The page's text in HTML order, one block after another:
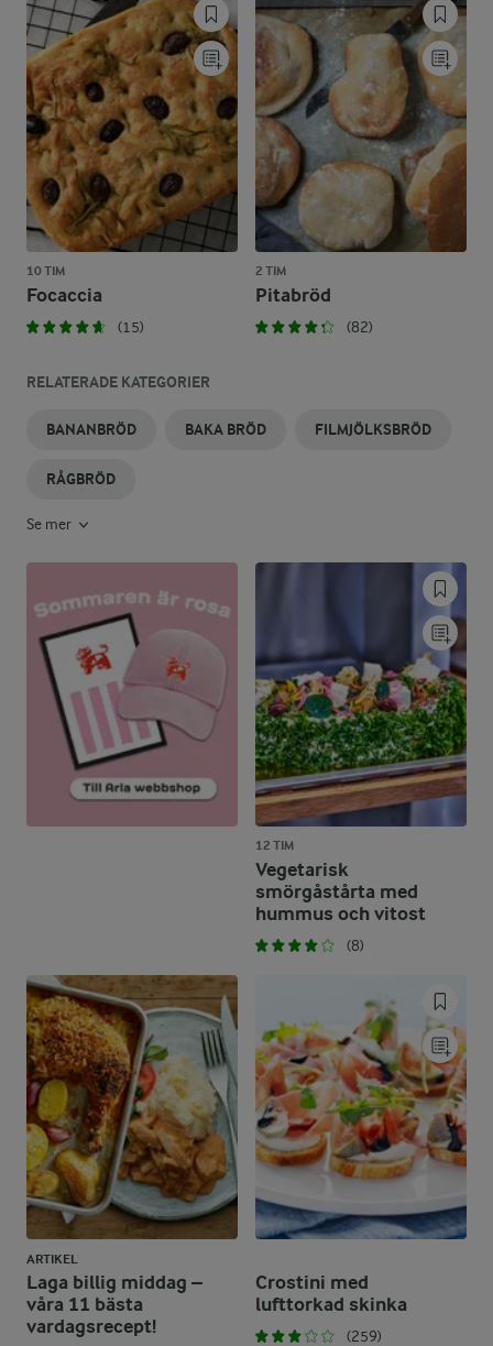
10 TIM
Focaccia
(15)
2 TIM
Pitabröd
(82)
RELATERADE KATEGORIER
BANANBRÖD BAKA BRÖD FILMJÖLKSBRÖD
RÅGBRÖD
Se mer
12 TIM
Vegetarisk
smörgåstårta med
hummus och vitost
(8)
ARTIKEL
Laga billig middag –
våra 11 bästa
vardagsrecept!
Crostini med
lufttorkad skinka
(259)